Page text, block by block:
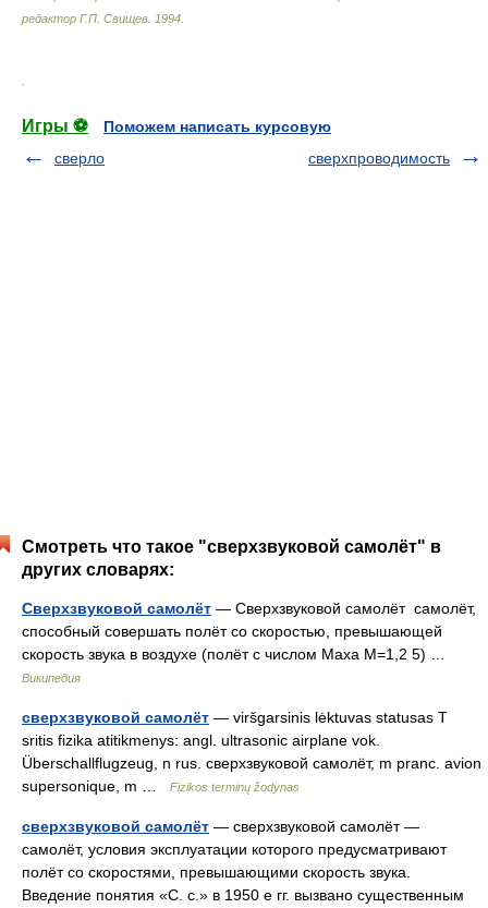
редактор Г.П. Свищев 1994
Игры ⚽
Поможем написать курсовую
сверло
сверхпроводимость
Смотреть что такое "сверхзвуковой самолёт" в
других словарях:
Сверхзвуковой самолёт — Сверхзвуковой самолёт самолёт,
способный совершать полёт со скоростью, превышающей
скорость звука в воздухе (полёт с числом Маха M=1,2 5) …
Википедия
сверхзвуковой самолёт — viršgarsinis lėktuvas statusas T
sritis fizika atitikmenys: angl. ultrasonic airplane vok.
Überschallflugzeug, n rus. сверхзвуковой самолёт, m pranc. avion
supersonique, m …
Fizikos terminų žodynas
сверхзвуковой самолёт — сверхзвуковой самолёт —
самолёт, условия эксплуатации которого предусматривают
полёт со скоростями, превышающими скорость звука.
Введение понятия «С. с.» в 1950 е гг. вызвано существенным